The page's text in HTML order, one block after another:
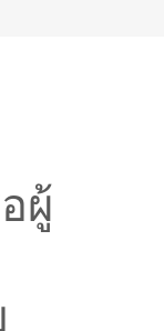
ผู้